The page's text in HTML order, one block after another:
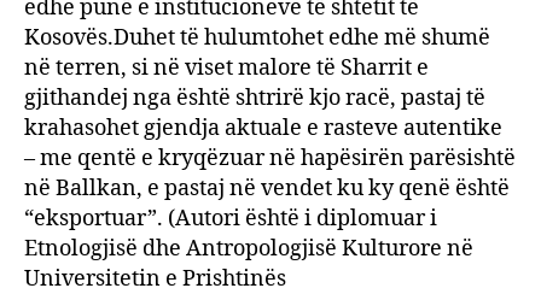
edhe punë e institucioneve të shtetit të
Kosovës.Duhet të hulumtohet edhe më shumë
në terren, si në viset malore të Sharrit e
gjithandej nga është shtrirë kjo racë, pastaj të
krahasohet gjendja aktuale e rasteve autentike
– me qentë e kryqëzuar në hapësirën parësishtë
në Ballkan, e pastaj në vendet ku ky qenë është
“eksportuar”. (Autori është i diplomuar i
Etnologjisë dhe Antropologjisë Kulturore në
Universitetin e Prishtinës